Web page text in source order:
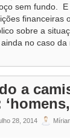
sem fundo.
financeiras
sobre a
no caso da
a
28, 2014